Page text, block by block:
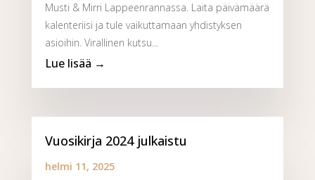
Musti & Mirri Lappeenrannassa. Laita päivämäärä
kalenteriisi ja tule vaikuttamaan yhdistyksen
asioihin. Virallinen kutsu...
Vuosikirja 2024 julkaistu
helmi 11, 2025